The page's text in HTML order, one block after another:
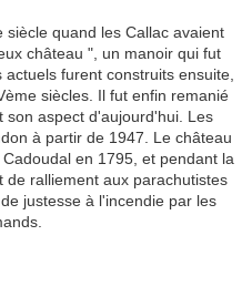
quand les Callac avaient
château ", un manoir qui fut
furent construits ensuite,
siècles. Il fut enfin remanié
son aspect d'aujourd'hui. Les
à partir de 1947. Le château
en 1795, et pendant la
ralliement aux parachutistes
justesse à l'incendie par les